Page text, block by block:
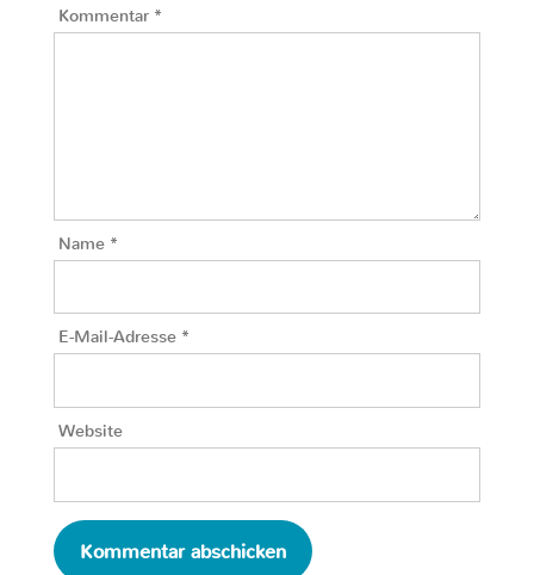
Kommentar *
Name *
E-Mail-Adresse *
Website